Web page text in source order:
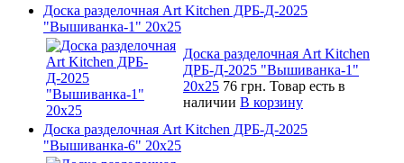
Доска разделочная Art Kitchen ДРБ-Д-2025
"Вышиванка-1" 20х25
Доска разделочная Art Kitchen
ДРБ-Д-2025 "Вышиванка-1"
20х25 76 грн. Товар есть в
наличии В корзину
Доска разделочная Art Kitchen ДРБ-Д-2025
"Вышиванка-6" 20х25